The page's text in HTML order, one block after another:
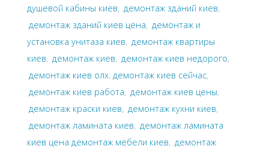
душевой кабины киев, демонтаж зданий киев,
демонтаж зданий киев цена, демонтаж и
установка унитаза киев, демонтаж квартиры
киев, демонтаж киев, демонтаж киев недорого,
демонтаж киев олх. демонтаж киев сейчас,
демонтаж киев работа, демонтаж киев цены,
демонтаж краски киев, демонтаж кухни киев,
демонтаж ламината киев, демонтаж ламината
киев цена демонтаж мебели киев, демонтаж